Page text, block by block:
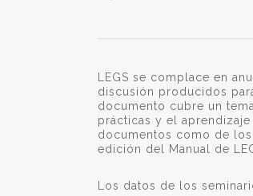
LEGS se complace en
discusión producidos
documento cubre un
prácticas y el
documentos como de
edición del Manual de
Los datos de los